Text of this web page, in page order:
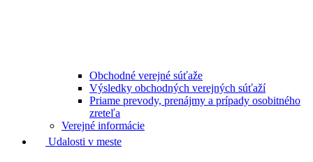
Obchodné verejné súťaže
Výsledky obchodných verejných súťaží
Priame prevody, prenájmy a prípady osobitného
zreteľa
Verejné informácie
Udalosti v meste